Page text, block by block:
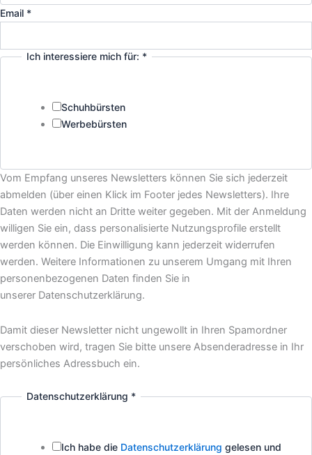
Email *
Unternehmensname
Ich interessiere mich für: *
Schuhbürsten
Werbebürsten
Vom Empfang unseres Newsletters können Sie sich jederzeit
abmelden (über einen Klick im Footer jedes Newsletters). Ihre
Daten werden nicht an Dritte weiter gegeben. Mit der Anmeldung
willigen Sie ein, dass personalisierte Nutzungsprofile erstellt
werden können. Die Einwilligung kann jederzeit widerrufen
werden. Weitere Informationen zu unserem Umgang mit Ihren
personenbezogenen Daten finden Sie in
unserer Datenschutzerklärung.
Damit dieser Newsletter nicht ungewollt in Ihren Spamordner
verschoben wird, tragen Sie bitte unsere Absenderadresse in Ihr
persönliches Adressbuch ein.
Datenschutzerklärung *
Ich habe die Datenschutzerklärung gelesen und